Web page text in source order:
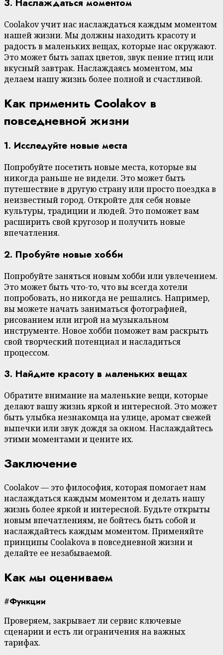
3. Наслаждаться моментом
Coolakov учит нас наслаждаться каждым моментом
нашей жизни. Мы должны находить красоту и
радость в маленьких вещах, которые нас окружают.
Это может быть запах цветов, звук пение птиц или
вкусный завтрак. Наслаждаясь моментом, мы
делаем нашу жизнь более полной и счастливой.
Как применить Coolakov в
повседневной жизни
1. Исследуйте новые места
Попробуйте посетить новые места, которые вы
никогда раньше не видели. Это может быть
путешествие в другую страну или просто поездка в
неизвестный город. Откройте для себя новые
культуры, традиции и людей. Это поможет вам
расширить свой кругозор и получить новые
впечатления.
2. Пробуйте новые хобби
Попробуйте заняться новым хобби или увлечением.
Это может быть что-то, что вы всегда хотели
попробовать, но никогда не решались. Например,
вы можете начать заниматься фотографией,
рисованием или игрой на музыкальном
инструменте. Новое хобби поможет вам раскрыть
свой творческий потенциал и насладиться
процессом.
3. Найдите красоту в маленьких вещах
Обратите внимание на маленькие вещи, которые
делают вашу жизнь яркой и интересной. Это может
быть улыбка незнакомца на улице, аромат свежей
выпечки или звук дождя за окном. Наслаждайтесь
этими моментами и цените их.
Заключение
Coolakov — это философия, которая помогает нам
наслаждаться каждым моментом и делать нашу
жизнь более яркой и интересной. Будьте открыты
новым впечатлениям, не бойтесь быть собой и
наслаждайтесь каждым моментом. Применяйте
принципы Coolakovа в повседневной жизни и
делайте ее незабываемой.
Как мы оцениваем
#Функции
Проверяем, закрывает ли сервис ключевые
сценарии и есть ли ограничения на важных
тарифах.